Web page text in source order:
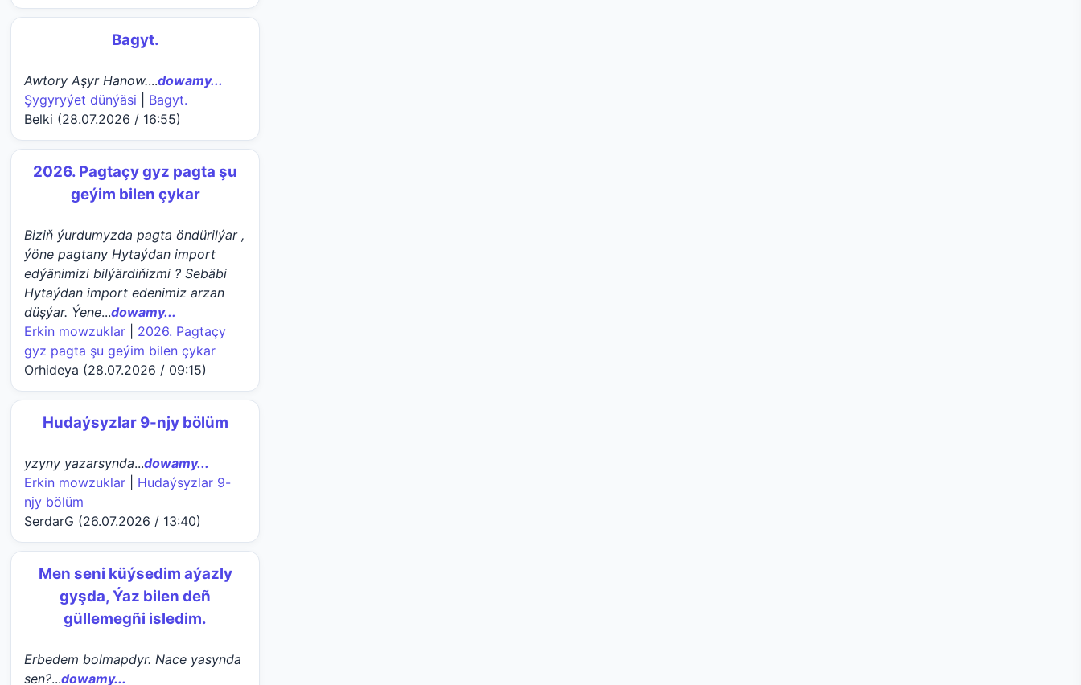
Bagyt.
Awtory Aşyr Hanow....dowamy...
Şygyryýet dünýäsi
Bagyt.
Belki (28.07.2026 / 16:55)
2026. Pagtaçy gyz pagta şu
geýim bilen çykar
Biziň ýurdumyzda pagta öndürilýar ,
ýöne pagtany Hytaýdan import
edýänimizi bilýärdiňizmi ? Sebäbi
Hytaýdan import edenimiz arzan
düşýar. Ýene...dowamy...
Erkin mowzuklar
2026. Pagtaçy
gyz pagta şu geýim bilen çykar
Orhideya (28.07.2026 / 09:15)
Hudaýsyzlar 9-njy bölüm
yzyny yazarsynda...dowamy...
Erkin mowzuklar
Hudaýsyzlar 9-
njy bölüm
SerdarG (26.07.2026 / 13:40)
Men seni küýsedim aýazly
gyşda, Ýaz bilen deñ
güllemegñi isledim.
Erbedem bolmapdyr. Nace yasynda
sen?...dowamy...